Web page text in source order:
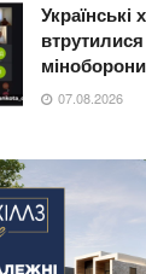
Українські
07.08.2026